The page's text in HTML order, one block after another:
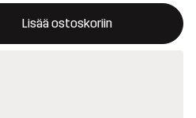
Lisää ostoskoriin
joka vahvistaa uuden tuotteen